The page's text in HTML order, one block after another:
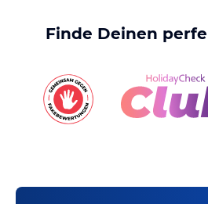
Finde Deinen